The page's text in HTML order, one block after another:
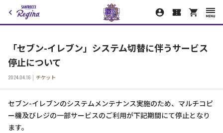
「セブン-イレブン」システム切替に伴うサービス
停止について
2024.04.16 チケット
セブン-イレブンのシステムメンテナンス実施のため、マルチコピ
ー機及びレジの一部サービスのご利用が下記期間にて停止となり
ます。